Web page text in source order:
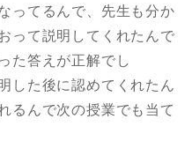
ってるんで、先生も分か
って説明してくれたんで
た答えが正解でし
した後に認めてくれたん
るんで次の授業でも当て